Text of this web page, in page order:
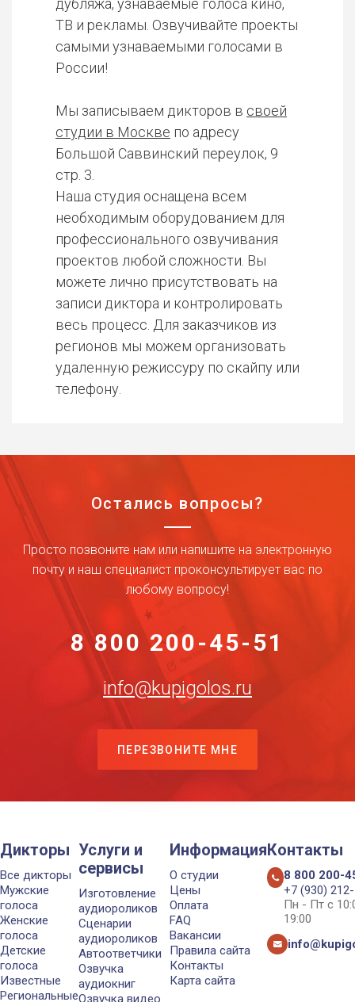
дубляжа, узнаваемые голоса кино,
ТВ и рекламы. Озвучивайте проекты
самыми узнаваемыми голосами в
России!
Мы записываем дикторов в своей
студии в Москве по адресу
Большой Саввинский переулок, 9
стр. 3.
Наша студия оснащена всем
необходимым оборудованием для
профессионального озвучивания
проектов любой сложности. Вы
можете лично присутствовать на
записи диктора и контролировать
весь процесс. Для заказчиков из
регионов мы можем организовать
удаленную режиссуру по скайпу или
телефону.
Остались вопросы?
Просто позвоните нам или напишите на электронную
почту и наш специалист проконсультирует вас по
любому вопросу!
8 800 200-45-51
info@kupigolos.ru
ПЕРЕЗВОНИТЕ МНЕ
Дикторы
Все дикторы
Мужские
голоса
Женские
голоса
Детские
голоса
Известные
Региональные
Услуги и
сервисы
Изготовление
аудиороликов
Сценарии
аудиороликов
Автоответчики
Озвучка
аудиокниг
Озвучка видео
Информация
О студии
Цены
Оплата
FAQ
Вакансии
Правила сайта
Контакты
Карта сайта
Контакты
8 800 200-
+7 (930)
Пн - Пт с
19:00